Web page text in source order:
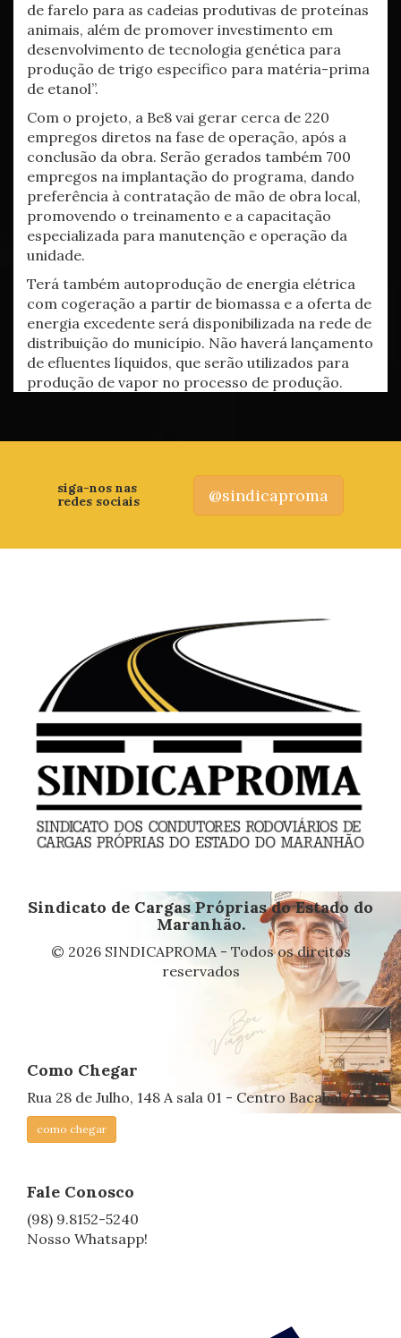
de farelo para as cadeias produtivas de proteínas
animais, além de promover investimento em
desenvolvimento de tecnologia genética para
produção de trigo específico para matéria-prima
de etanol”.
Com o projeto, a Be8 vai gerar cerca de 220
empregos diretos na fase de operação, após a
conclusão da obra. Serão gerados também 700
empregos na implantação do programa, dando
preferência à contratação de mão de obra local,
promovendo o treinamento e a capacitação
especializada para manutenção e operação da
unidade.
Terá também autoprodução de energia elétrica
com cogeração a partir de biomassa e a oferta de
energia excedente será disponibilizada na rede de
distribuição do município. Não haverá lançamento
de efluentes líquidos, que serão utilizados para
produção de vapor no processo de produção.
siga-nos nas
redes sociais
@sindicaproma
Sindicato de Cargas Próprias do Estado do
Maranhão.
© 2026 SINDICAPROMA - Todos os direitos
reservados
Como Chegar
Rua 28 de Julho, 148 A sala 01 - Centro Bacabal/MA
como chegar
Fale Conosco
(98) 9.8152-5240
Nosso Whatsapp!